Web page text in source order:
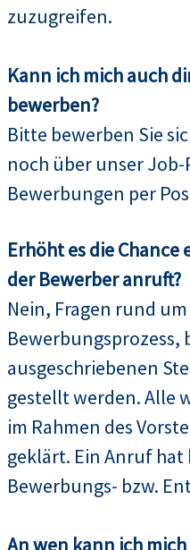
zuzugreifen.
Kann ich mich auch
bewerben?
Bitte bewerben Sie
noch über unser
Bewerbungen per
Erhöht es die
der Bewerber anruft?
Nein, Fragen rund
Bewerbungsprozess,
ausgeschriebenen
gestellt werden. Alle
im Rahmen des
geklärt. Ein Anruf
Bewerbungs- bzw.
An wen kann ich